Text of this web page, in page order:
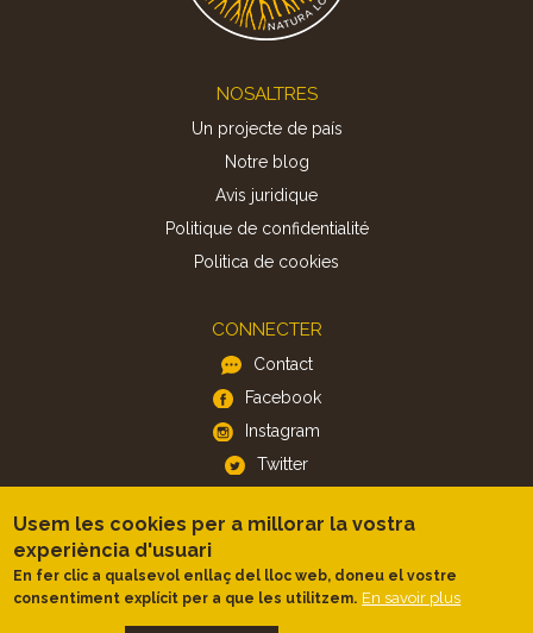
NOSALTRES
Un projecte de país
Notre blog
Avis juridique
Politique de confidentialité
Politica de cookies
CONNECTER
Contact
Facebook
Instagram
Twitter
APP
iOS
Android
Usem les cookies per a millorar la vostra
experiència d'usuari
En fer clic a qualsevol enllaç del lloc web, doneu el vostre
consentiment explícit per a que les utilitzem. En savoir plus